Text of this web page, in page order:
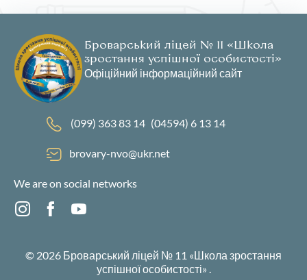
Броварський ліцей № 11 «Школа
зростання успішної особистості»
Офіційний інформаційний сайт
(099) 363 83 14 (04594) 6 13 14
brovary-nvo@ukr.net
We are on social networks
© 2026 Броварський ліцей № 11 «Школа зростання
успішної особистості»